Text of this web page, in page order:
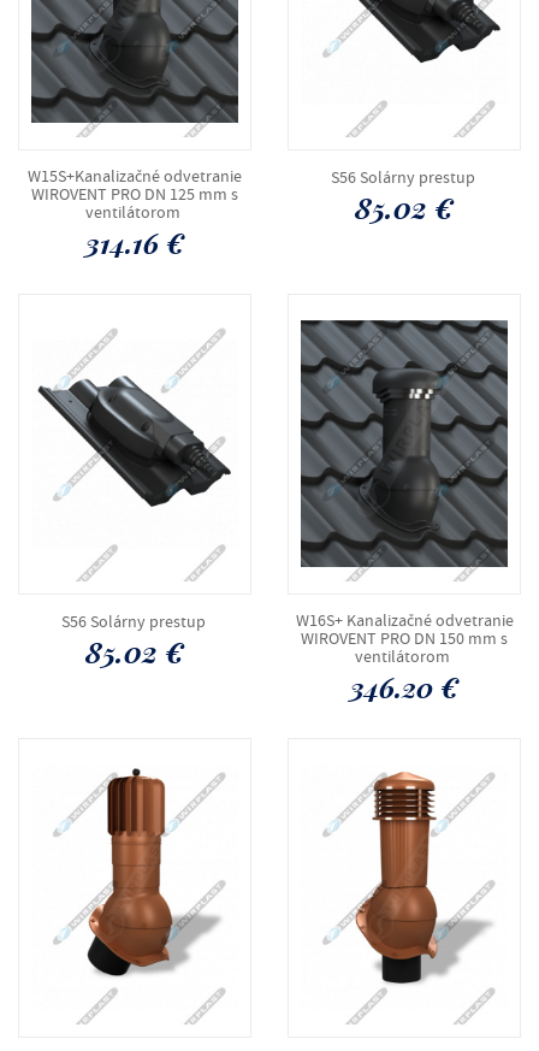
W15S+Kanalizačné odvetranie
WIROVENT PRO DN 125 mm s
ventilátorom
314.16 €
S56 Solárny prestup
85.02 €
S56 Solárny prestup
85.02 €
W16S+ Kanalizačné odvetranie
WIROVENT PRO DN 150 mm s
ventilátorom
346.20 €